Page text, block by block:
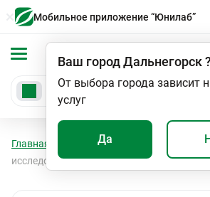
Мобильное приложение “Юнилаб”
Ваш городДальнегорск?
От выбора города зависит
услуг
Да
Главная Анализы
исследования